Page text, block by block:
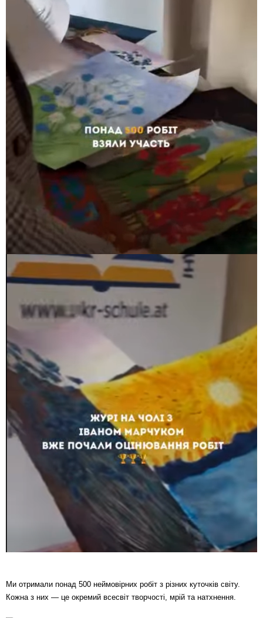
Ми отримали понад 500 неймовірних робіт з різних куточків світу.
Кожна з них — це окремий всесвіт творчості, мрій та натхнення.